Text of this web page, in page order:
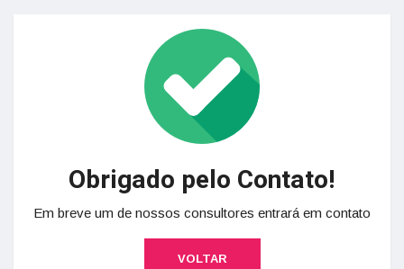
Obrigado pelo Contato!
Em breve um de nossos consultores entrará em contato
VOLTAR